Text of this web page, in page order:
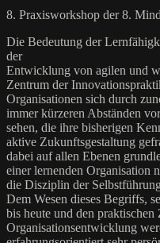
8. Praxisworkshop der 8.
Die Bedeutung der
der
Entwicklung von agilen und
Zentrum der
Organisationen sich durch
immer kürzeren Abständen
sehen, die ihre bisherigen
aktive Zukunftsgestaltung
dabei auf allen Ebenen
einer lernenden Organisation
die Disziplin der
Dem Wesen dieses Begriffs,
bis heute und den
Organisationsentwicklung